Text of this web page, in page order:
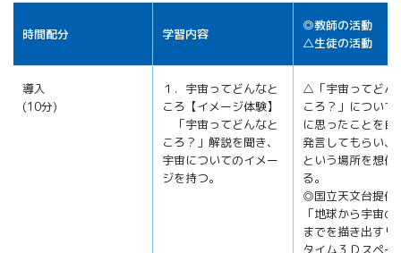
時間配分 学習内容
◎教師の活動
△生徒の活動
導入
(10分)
１．宇宙ってどんなと
ころ【イメージ体験】
「宇宙ってどんなと
ころ？」解説を聞き、
宇宙についてのイメー
ジを持つ。
△「宇宙ってどん
ころ？」について
に思ったことを自
発言してもらい、
という場所を想像
る。
◎国立天文台提供
「地球から宇宙の
までを描き出すリ
タイム３Ｄスペー